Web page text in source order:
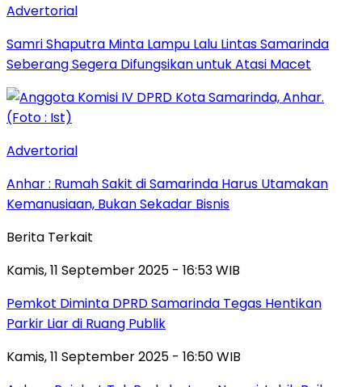
Advertorial
Samri Shaputra Minta Lampu Lalu Lintas Samarinda
Seberang Segera Difungsikan untuk Atasi Macet
Advertorial
Anhar : Rumah Sakit di Samarinda Harus Utamakan
Kemanusiaan, Bukan Sekadar Bisnis
Berita Terkait
Kamis, 11 September 2025 - 16:53 WIB
Pemkot Diminta DPRD Samarinda Tegas Hentikan
Parkir Liar di Ruang Publik
Kamis, 11 September 2025 - 16:50 WIB